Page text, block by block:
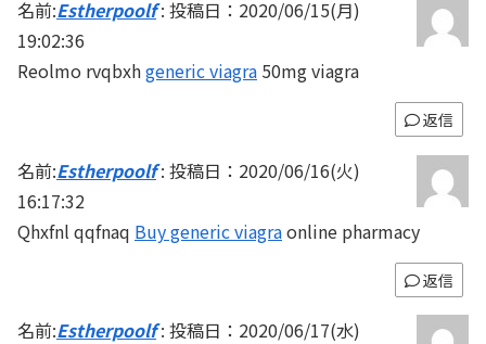
名前:Estherpoolf: 投稿日：2020/06/15(月)
19:02:36
Reolmo rvqbxhgeneric viagra 50mg viagra
返信
名前:Estherpoolf: 投稿日：2020/06/16(火)
16:17:32
Qhxfnl qqfnaq Buy generic viagraonline pharmacy
返信
名前:Estherpoolf: 投稿日：2020/06/17(水)